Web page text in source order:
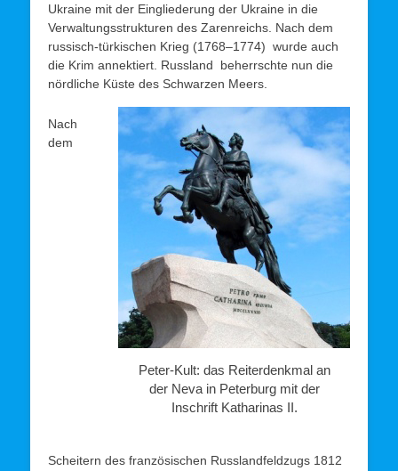
Ukraine mit der Eingliederung der Ukraine in die
Verwaltungsstrukturen des Zarenreichs. Nach dem
russisch-türkischen Krieg (1768–1774) wurde auch
die Krim annektiert. Russland beherrschte nun die
nördliche Küste des Schwarzen Meers.
Peter-Kult: das Reiterdenkmal an
der Neva in Peterburg mit der
Inschrift Katharinas II.
Nach
dem
Scheitern des französischen Russlandfeldzugs 1812